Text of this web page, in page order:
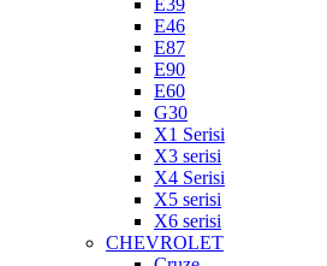
E39
E46
E87
E90
E60
G30
X1 Serisi
X3 serisi
X4 Serisi
X5 serisi
X6 serisi
CHEVROLET